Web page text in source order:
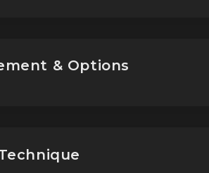
à l'héritage
& Options